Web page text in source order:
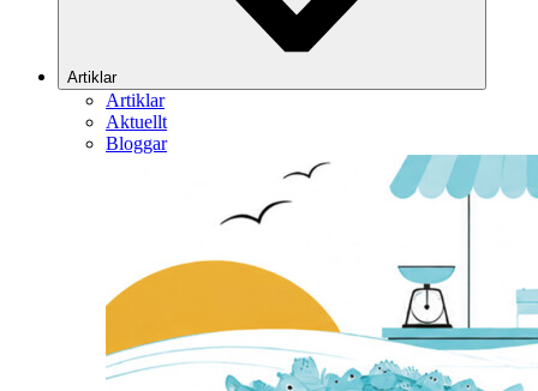
Artiklar
Artiklar
Aktuellt
Bloggar